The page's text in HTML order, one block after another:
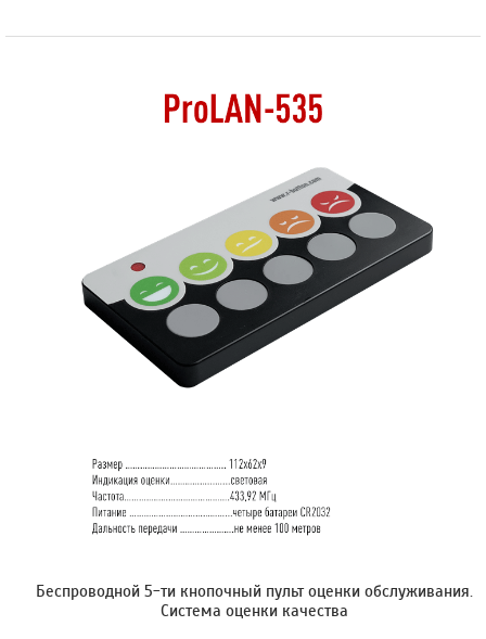
Беспроводной 5-ти кнопочный пульт оценки обслуживания.
Cистема оценки качества